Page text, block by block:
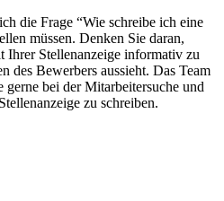
die Frage “Wie schreibe ich eine
müssen. Denken Sie daran,
Stellenanzeige informativ zu
des Bewerbers aussieht. Das Team
gerne bei der Mitarbeitersuche und
zu schreiben.